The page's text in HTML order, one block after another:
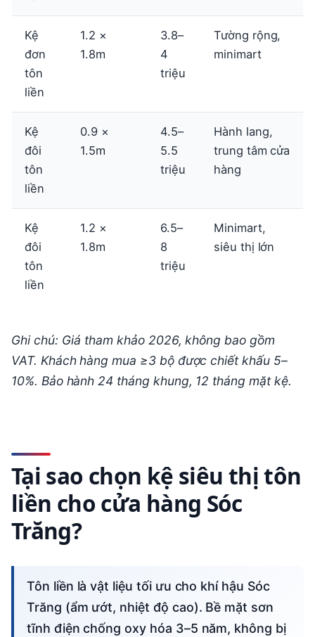
Kệ
đơn
tôn
liền
1.2 ×
1.8m
3.8–
4
triệu
Tường rộng,
minimart
Kệ
đôi
tôn
liền
0.9 ×
1.5m
4.5–
5.5
triệu
Hành lang,
trung tâm cửa
hàng
Kệ
đôi
tôn
liền
1.2 ×
1.8m
6.5–
8
triệu
Minimart,
siêu thị lớn
Ghi chú: Giá tham khảo 2026, không bao gồm
VAT. Khách hàng mua ≥3 bộ được chiết khấu 5–
10%. Bảo hành 24 tháng khung, 12 tháng mặt kệ.
Tại sao chọn kệ siêu thị tôn
liền cho cửa hàng Sóc
Trăng?
Tôn liền là vật liệu tối ưu cho khí hậu Sóc
Trăng (ẩm ướt, nhiệt độ cao). Bề mặt sơn
tĩnh điện chống oxy hóa 3–5 năm, không bị